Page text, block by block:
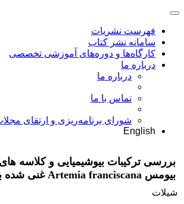
فهرست نشریات
سامانه نشر کتاب
کارگاه‌ها و دوره‌های آموزشی تخصصی
درباره ما
درباره ما
تماس با ما
شورای برنامه‌ریزی و ارتقای
English
بررسی ترکیبات بیوشیمیایی و کلاسه
بیومس Artemia franciscana غنی شده با لسیتین سویا
شیلات